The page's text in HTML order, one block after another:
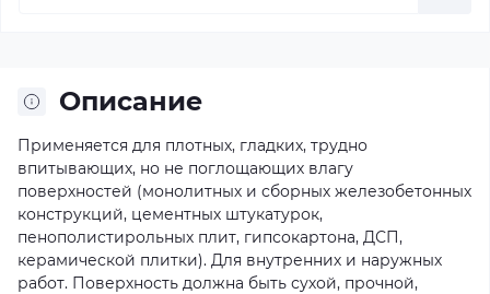
Описание
Применяется для плотных, гладких, трудно
впитывающих, но не поглощающих влагу
поверхностей (монолитных и сборных железобетонных
конструкций, цементных штукатурок,
пенополистирольных плит, гипсокартона, ДСП,
керамической плитки). Для внутренних и наружных
работ. Поверхность должна быть сухой, прочной,